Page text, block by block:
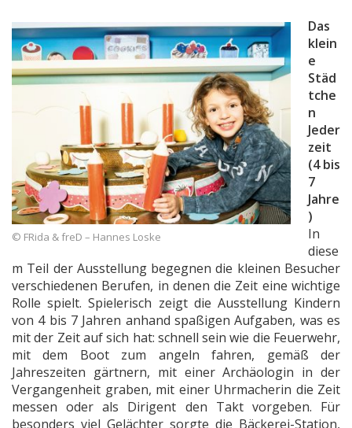
© FRida & freD – Hannes Loske
Das
klein
e
Städ
tche
n
Jeder
zeit
(4 bis
7
Jahre
)
In
diese
m Teil der Ausstellung begegnen die kleinen Besucher
verschiedenen Berufen, in denen die Zeit eine wichtige
Rolle spielt. Spielerisch zeigt die Ausstellung Kindern
von 4 bis 7 Jahren anhand spaßigen Aufgaben, was es
mit der Zeit auf sich hat: schnell sein wie die Feuerwehr,
mit dem Boot zum angeln fahren, gemäß der
Jahreszeiten gärtnern, mit einer Archäologin in der
Vergangenheit graben, mit einer Uhrmacherin die Zeit
messen oder als Dirigent den Takt vorgeben. Für
besonders viel Gelächter sorgte die Bäckerei-Station,